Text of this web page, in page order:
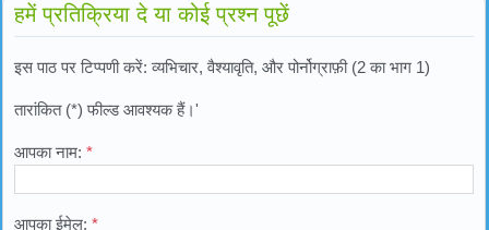
हमें प्रतिक्रिया दे या कोई प्रश्न पूछें
इस पाठ पर टिप्पणी करें: व्यभिचार, वैश्यावृति, और पोर्नोग्राफ़ी (2 का भाग 1)
तारांकित (*) फील्ड आवश्यक हैं।'
आपका नाम: *
आपका ईमेल: *